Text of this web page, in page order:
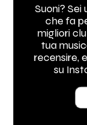
Suoni?
che fa
migliori
tua
recensire,
su